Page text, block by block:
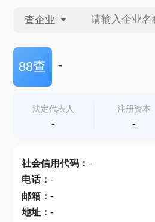
查企业
查企业
查产地
88查 -
法定代表人
-
注册资本
-
社会信用代码： -
电话： -
邮箱： -
地址： -